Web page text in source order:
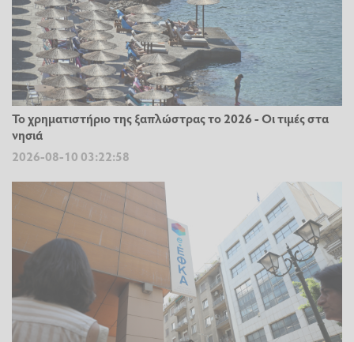
Το χρηματιστήριο της ξαπλώστρας το 2026 - Οι τιμές στα
νησιά
2026-08-10 03:22:58